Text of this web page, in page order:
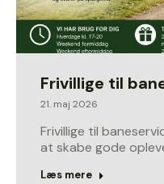
Frivillige til
21. maj 2026
Frivillige til
at skabe gode
Læs mere